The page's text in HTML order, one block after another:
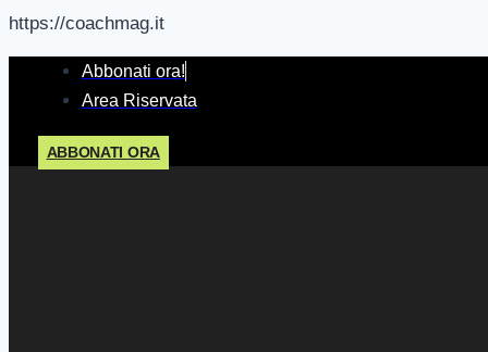
https://coachmag.it
Salta
contenuto
Abbonati ora!
Area Riservata
ABBONATI ORA